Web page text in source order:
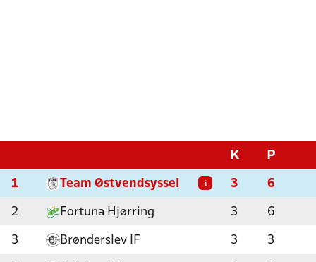
K P
1 Team Østvendsyssel i 3 6
2 Fortuna Hjørring 3 6
3 Brønderslev IF 3 3